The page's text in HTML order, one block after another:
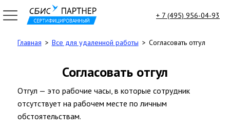
+ 7 (495) 956-04-93
Главная Все для удаленной работы Согласовать отгул
Согласовать отгул
Отгул — это рабочие часы, в которые сотрудник
отсутствует на рабочем месте по личным
обстоятельствам.